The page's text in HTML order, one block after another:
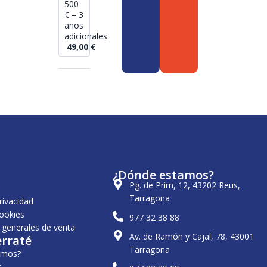
500
€ – 3
años
adicionales
49,00 €
de venta
¿Dónde estamos?
Pg. de Prim, 12, 43202 Reus,
Tarragona
977 32 38 88
Av. de Ramón y Cajal, 78, 43001
Tarragona